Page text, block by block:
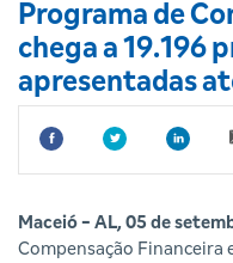
Programa de
chega a 19.196
apresentadas
Maceió - AL, 05 de
Compensação Financeira